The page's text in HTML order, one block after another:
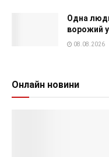
Одна
ворожий
08.08.2026
Онлайн новини